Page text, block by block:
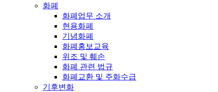
화폐
화폐업무 소개
현용화폐
기념화폐
화폐홍보교육
위조 및 훼손
화폐 관련 법규
화폐교환 및 주화수급
기후변화